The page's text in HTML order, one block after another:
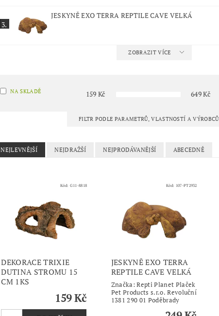
3.
JESKYNĚ EXO TERRA REPTILE CAVE VELKÁ
ZOBRAZIT VÍCE
NA SKLADĚ 159 Kč 649Kč
FILTR PODLE PARAMETRŮ, VLASTNOSTÍ A VÝROBCŮ
NEJLEVNĚJŠÍ NEJDRAŽŠÍ NEJPRODÁVANĚJŠÍ ABECEDNĚ
Kód: G11-8818
DEKORACE TRIXIE
DUTINA STROMU 15
CM 1KS
159 Kč
Kód: 107-PT2932
JESKYNĚ EXO TERRA
REPTILE CAVE VELKÁ
Značka:Repti Planet Plaček
Pet Products s.r.o. Revoluční
1381 290 01 Poděbrady